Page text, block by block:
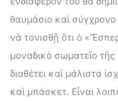
θαυμάσιο καὶ
νὰ τονισθῇ ὅτι ὁ
μοναδικὸ σωματεῖο τῆς
διαθέτει καὶ μάλιστα
καὶ μπάσκετ. Εἶναι